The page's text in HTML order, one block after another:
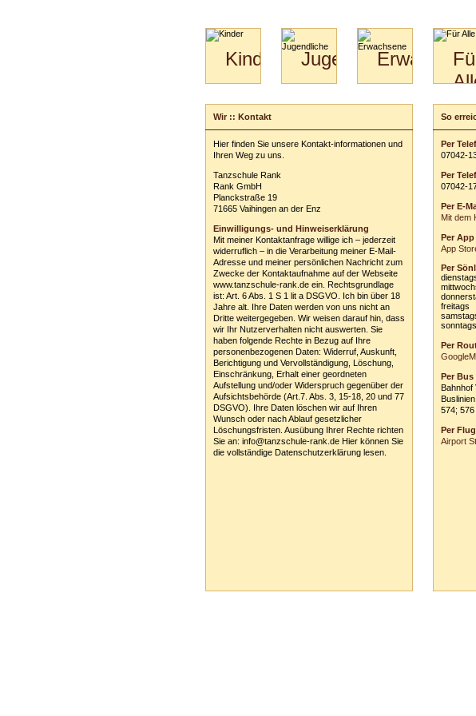
Kinder
Kids
&
Kiga-
Kids
3-
Jugendliche
Specials
Paare
Hochzeitstanzkurs
Wir :: Kontakt
Hier finden Sie unsere Kontakt-informationen und
Ihren Weg zu uns.
Tanzschule Rank
Rank GmbH
Planckstraße 19
71665 Vaihingen an der Enz
Einwilligungs- und Hinweiserklärung
Mit meiner Kontaktanfrage willige ich – jederzeit
widerruflich – in die Verarbeitung meiner E-Mail-
Adresse und meiner persönlichen Nachricht zum
Zwecke der Kontaktaufnahme auf der Webseite
www.tanzschule-rank.de ein. Rechtsgrundlage
ist: Art. 6 Abs. 1 S 1 lit a DSGVO. Ich bin über 18
Jahre alt. Ihre Daten werden von uns nicht an
Dritte weitergegeben. Wir weisen darauf hin, dass
wir Ihr Nutzerverhalten nicht auswerten. Sie
haben folgende Rechte in Bezug auf Ihre
personenbezogenen Daten: Widerruf, Auskunft,
Berichtigung und Vervollständigung, Löschung,
Einschränkung, Erhalt einer geordneten
Aufstellung und/oder Widerspruch gegenüber der
Aufsichtsbehörde (Art.7. Abs. 3, 15-18, 20 und 77
DSGVO). Ihre Daten löschen wir auf Ihren
Wunsch oder nach Ablauf gesetzlicher
Löschungsfristen. Ausübung Ihrer Rechte richten
Sie an: info@tanzschule-rank.de Hier können Sie
die vollständige Datenschutzerklärung lesen.
So
Per
07042-1
Per
07042-1
Per E-
Mit dem
Per App
App
Per
freitags
sonntags
Per
Per Bus
Bahnhof
574; 576
Per
Airport
Ihre
Vor-
E-
Ihre
*siehe